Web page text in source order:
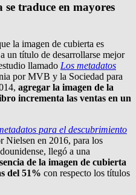
traduce en mayores
la imagen de cubierta es
un título de desarrollarse mejor
llamado Los metadatos
por MVB y la Sociedad para
agregar la imagen de la
incrementa las ventas en un
para el descubrimiento
Nielsen en 2016, para los
llegó a una
de la imagen de cubierta
del 51% con respecto los títulos